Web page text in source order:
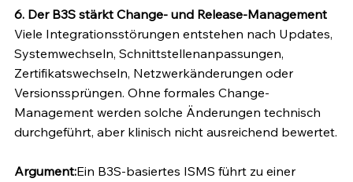
6. Der B3S stärkt Change- und Release-Management
Viele Integrationsstörungen entstehen nach Updates,
Systemwechseln, Schnittstellenanpassungen,
Zertifikatswechseln, Netzwerkänderungen oder
Versionssprüngen. Ohne formales Change-
Management werden solche Änderungen technisch
durchgeführt, aber klinisch nicht ausreichend bewertet.
Argument:Ein B3S-basiertes ISMS führt zu einer